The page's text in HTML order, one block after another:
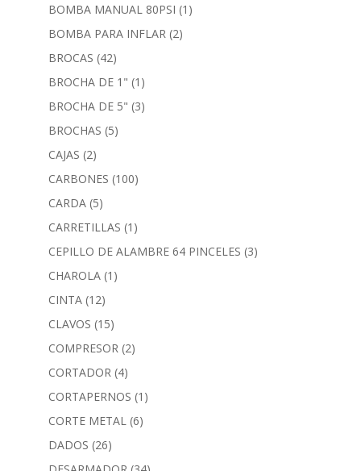
BOMBA MANUAL 80PSI (1)
BOMBA PARA INFLAR (2)
BROCAS (42)
BROCHA DE 1" (1)
BROCHA DE 5" (3)
BROCHAS (5)
CAJAS (2)
CARBONES (100)
CARDA (5)
CARRETILLAS (1)
CEPILLO DE ALAMBRE 64 PINCELES (3)
CHAROLA (1)
CINTA (12)
CLAVOS (15)
COMPRESOR (2)
CORTADOR (4)
CORTAPERNOS (1)
CORTE METAL (6)
DADOS (26)